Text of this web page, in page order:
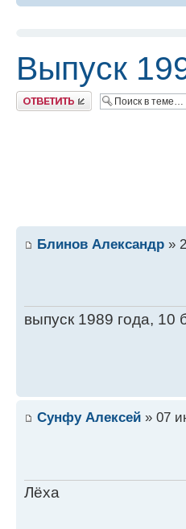
Выпуск
Ответить
Блинов Александр »
выпуск 1989 года, 10
Сунфу Алексей » 07
Лёха